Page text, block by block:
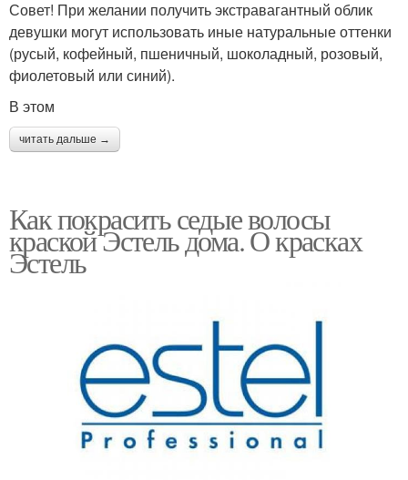
Совет! При желании получить экстравагантный облик
девушки могут использовать иные натуральные оттенки
(русый, кофейный, пшеничный, шоколадный, розовый,
фиолетовый или синий).
В этом
читать дальше →
Как покрасить седые волосы
краской Эстель дома. О красках
Эстель